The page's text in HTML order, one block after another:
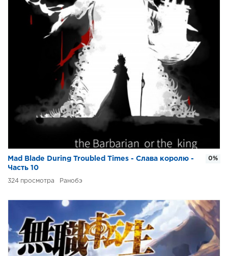
Mad Blade During Troubled Times - Слава королю -
Часть 10
324 Ранобэ
0%